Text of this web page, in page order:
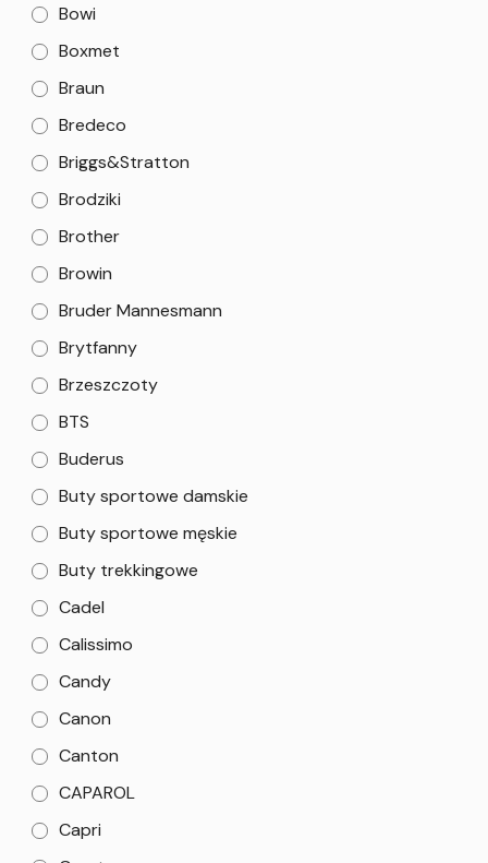
Bowi
Boxmet
Braun
Bredeco
Briggs&Stratton
Brodziki
Brother
Browin
Bruder Mannesmann
Brytfanny
Brzeszczoty
BTS
Buderus
Buty sportowe damskie
Buty sportowe męskie
Buty trekkingowe
Cadel
Calissimo
Candy
Canon
Canton
CAPAROL
Capri